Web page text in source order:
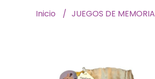
Inicio JUEGOS DE MEMORIA